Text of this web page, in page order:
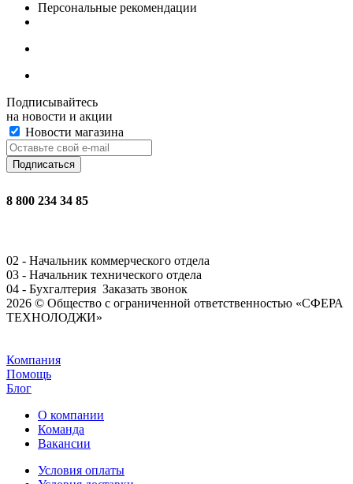
Персональные рекомендации
Подписывайтесь
на новости и акции
Новости магазина
8 800 234 34 85
02 - Начальник коммерческого отдела
03 - Начальник технического отдела
04 - Бухгалтерия Заказать звонок
2026 © Общество с ограниченной ответственностью «СФЕРА
ТЕХНОЛОДЖИ»
Компания
Помощь
Блог
О компании
Команда
Вакансии
Условия оплаты